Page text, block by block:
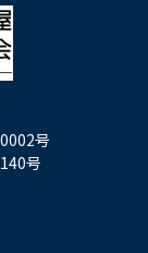
号
号